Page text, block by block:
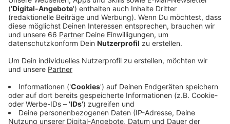
einem starken Torwart Florian Kastenmeier für
den Punktgewinn bedanken.
Veröffentlicht:Freitag, 22.03.2024 07:47
Anzeige